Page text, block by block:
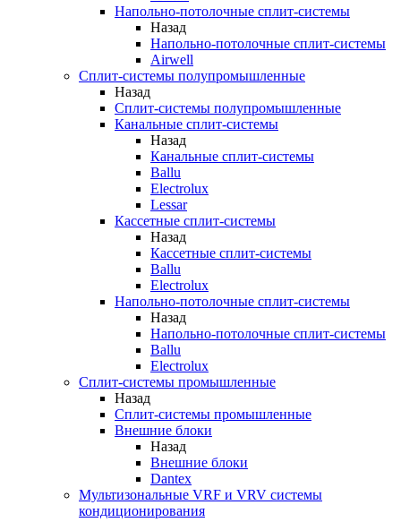
Напольно-потолочные сплит-системы
Назад
Напольно-потолочные сплит-системы
Airwell
Сплит-системы полупромышленные
Назад
Сплит-системы полупромышленные
Канальные сплит-системы
Назад
Канальные сплит-системы
Ballu
Electrolux
Lessar
Кассетные сплит-системы
Назад
Кассетные сплит-системы
Ballu
Electrolux
Напольно-потолочные сплит-системы
Назад
Напольно-потолочные сплит-системы
Ballu
Electrolux
Сплит-системы промышленные
Назад
Сплит-системы промышленные
Внешние блоки
Назад
Внешние блоки
Dantex
Мультизональные VRF и VRV системы
кондиционирования